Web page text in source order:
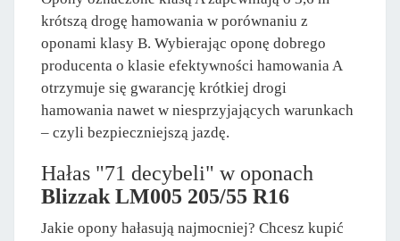
krótszą drogę hamowania w porównaniu z
oponami klasy B. Wybierając oponę dobrego
producenta o klasie efektywności hamowania A
otrzymuje się gwarancję krótkiej drogi
hamowania nawet w niesprzyjających warunkach
– czyli bezpieczniejszą jazdę.
Hałas "71 decybeli" w oponach
Blizzak LM005 205/55 R16
Jakie opony hałasują najmocniej? Chcesz kupić